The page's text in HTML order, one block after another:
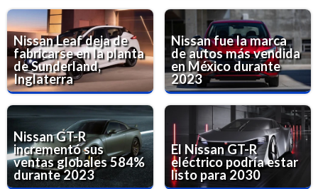
Nissan Leaf deja de
fabricarse en la planta
de Sunderland,
Inglaterra
Nissan fue la marca
de autos más vendida
en México durante
2023
Nissan GT-R
incrementó sus
ventas globales 584%
durante 2023
El Nissan GT-R
eléctrico podría estar
listo para 2030